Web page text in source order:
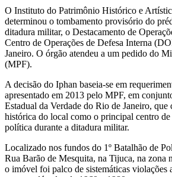
O Instituto do Patrimônio Histórico e
determinou o tombamento provisório do
ditadura militar, o Destacamento de
Centro de Operações de Defesa Interna
Janeiro. O órgão atendeu a um pedido do
(MPF).
A decisão do Iphan baseia-se em
apresentado em 2013 pelo MPF, em
Estadual da Verdade do Rio de Janeiro, que
histórica do local como o principal centro de
política durante a ditadura militar.
Localizado nos fundos do 1º Batalhão de
Rua Barão de Mesquita, na Tijuca, na zona
o imóvel foi palco de sistemáticas violações